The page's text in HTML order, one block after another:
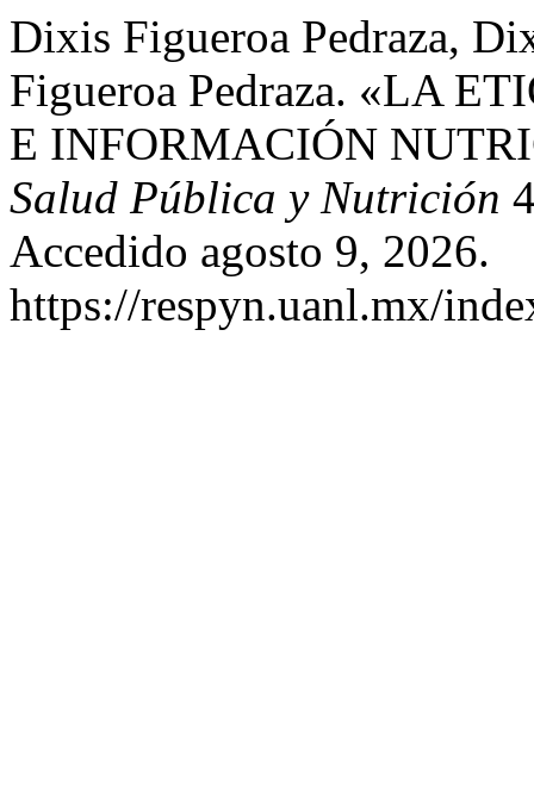
Dixis Figueroa Pedraza,
Figueroa Pedraza. «LA
E INFORMACIÓN
Salud Pública y Nutrición
Accedido agosto 9, 2026.
https://respyn.uanl.mx/